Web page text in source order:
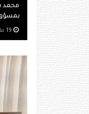
محمدتطبيق نظام التحقيق عن